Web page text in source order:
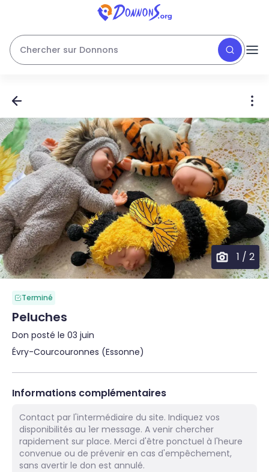
Chercher sur Donnons
1 / 2
Terminé
Peluches
Don posté le 03 juin
Évry-Courcouronnes (Essonne)
Informations complémentaires
Contact par l'intermédiaire du site. Indiquez vos
disponibilités au 1er message. A venir chercher
rapidement sur place. Merci d'être ponctuel à l'heure
convenue ou de prévenir en cas d'empêchement,
sans avertir le don est annulé.